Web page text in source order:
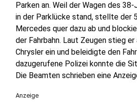
Parken an. Weil der Wagen des
in der Parklücke stand, stellte der
Mercedes quer dazu ab und
der Fahrbahn. Laut Zeugen stieg
Chrysler ein und beleidigte den
dazugerufene Polizei konnte die
Die Beamten schrieben eine
Anzeige